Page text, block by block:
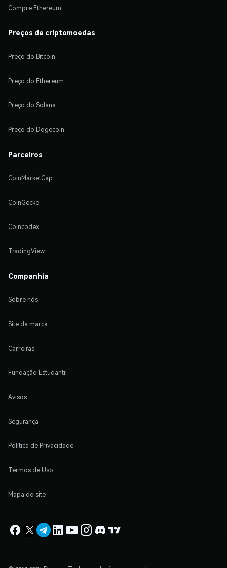
Compre Ethereum
Preços de criptomoedas
Preço do Bitcoin
Preço do Ethereum
Preço do Solana
Preço do Dogecoin
Parceiros
CoinMarketCap
CoinGecko
Coincodex
TradingView
Companhia
Sobre nós
Site da marca
Carreiras
Fundação Estudantil
Avisos
Segurança
Política de Privacidade
Termos de Uso
Mapa do site